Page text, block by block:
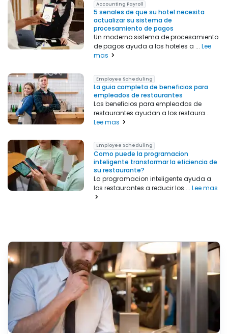
Accounting Payroll
5 senales de que su hotel necesita
actualizar su sistema de
procesamiento de pagos
Un moderno sistema de procesamiento
de pagos ayuda a los hoteles a ...Lee
mas
Employee Scheduling
La guia completa de beneficios para
empleados de restaurantes
Los beneficios para empleados de
restaurantes ayudan a los restaura...
Lee mas
Employee Scheduling
Como puede la programacion
inteligente transformar la eficiencia de
su restaurante?
La programacion inteligente ayuda a
los restaurantes a reducir los ...Lee mas